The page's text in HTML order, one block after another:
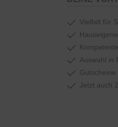
Vielfalt für
Auswahl in
Jetzt auch